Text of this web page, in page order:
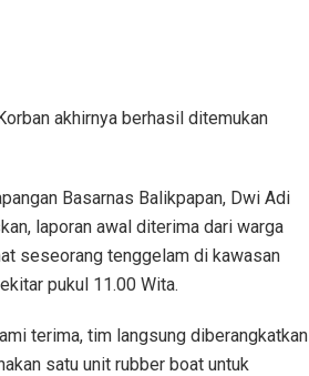
akhirnya berhasil ditemukan
Basarnas Balikpapan, Dwi Adi
laporan awal diterima dari warga
seseorang tenggelam di kawasan
pukul 11.00 Wita.
terima, tim langsung diberangkatkan
satu unit rubber boat untuk